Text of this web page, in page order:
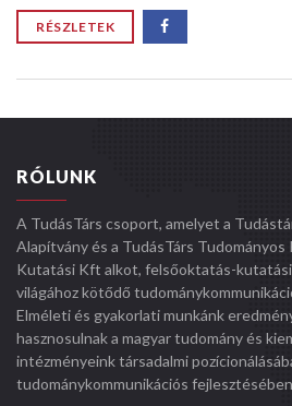
RÉSZLETEK
RÓLUNK
A TudásTárs csoport, amelyet a
Alapítvány és a TudásTárs Tudományos
Kutatási Kft alkot, felsőoktatás-
világához kötődő
Elméleti és gyakorlati munkánk
hasznosulnak a magyar tudomány és
intézményeink társadalmi
tudománykommunikációs